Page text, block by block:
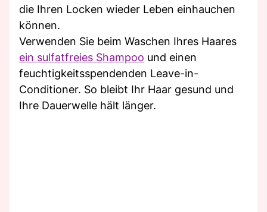
die Ihren Locken wieder Leben einhauchen
können.
Verwenden Sie beim Waschen Ihres Haares
ein sulfatfreies Shampoo und einen
feuchtigkeitsspendenden Leave-in-
Conditioner. So bleibt Ihr Haar gesund und
Ihre Dauerwelle hält länger.